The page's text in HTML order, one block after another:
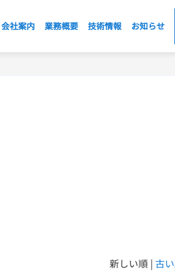
会社案内 業務概要 技術情報 お知らせ
新しい順 | 古